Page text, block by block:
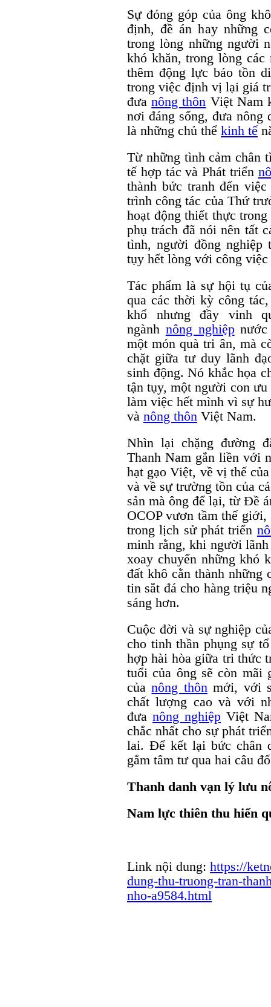
Sự đóng góp của ông
định, đề án hay những
trong lòng những người
khó khăn, trong lòng các
thêm động lực bảo tồn
trong việc định vị lại giá
đưanông thôn Việt Nam
nơi đáng sống, đưa nông
là những chủ thể kinh tế
Từ những tình cảm chân
tế hợp tác và Phát triển
thành bức tranh đến
trình công tác của Thứ
hoạt động thiết thực
phụ trách đã nói nên tất
tình, người đồng nghiệp
tụy hết lòng với công
Tác phẩm là sự hội tụ
qua các thời kỳ công
khổ nhưng đầy vinh
ngành nông nghiệpnước
một món quà tri ân, mà
chặt giữa tư duy lãnh
sinh động. Nó khắc họa
tận tụy, một người con
làm việc hết mình vì sự
và nông thôn Việt Nam.
Nhìn lại chặng đường
Thanh Nam gắn liền với
hạt gạo Việt, về vị thế
và về sự trường tồn của
sản mà ông để lại, từ Đề
OCOP vươn tầm thế
trong lịch sử phát triển
minh rằng, khi người
xoay chuyển những khó
đất khô cằn thành những
tin sắt đá cho hàng triệu
sáng hơn.
Cuộc đời và sự nghiệp
cho tinh thần phụng sự
hợp hài hòa giữa tri thức
tuổi của ông sẽ còn mãi
củanông thônmới, với
chất lượng cao và với
đưa nông nghiệp Việt
chắc nhất cho sự phát
lai. Để kết lại bức chân
gắm tâm tư qua hai câu
Thanh danh vạn lý lưu
Nam lực thiên thu hiển
Link nội dung: https://
dung-thu-truong-tran-
nho-a9584.html